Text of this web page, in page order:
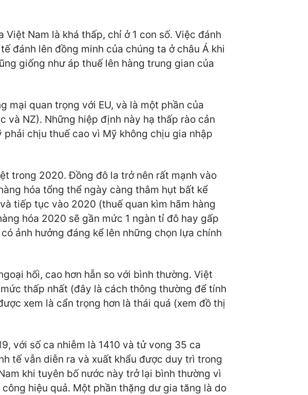
Nam là khá thấp, chỉ ở 1 con số. Việc đánh
đánh lên đồng minh của chúng ta ở châu Á khi
giống như áp thuế lên hàng trung gian của
mại quan trọng với EU, và là một phần của
và NZ). Những hiệp định này hạ thấp rào cản
chịu thuế cao vì Mỹ không chịu gia nhập
trong 2020. Đồng đô la trở nên rất mạnh vào
hóa tổng thể ngày càng thâm hụt bất kể
tiếp tục vào 2020 (thuế quan kìm hãm hàng
hóa 2020 sẽ gần mức 1 ngàn tỉ đô hay gấp
ảnh hưởng đáng kể lên những chọn lựa chính
hối, cao hơn hẵn so với bình thường. Việt
thấp nhất (đây là cách thông thường để tính
xem là cẩn trọng hơn là thái quá (xem đồ thị
với số ca nhiễm là 1410 và tử vong 35 ca
tế vẫn diễn ra và xuất khẩu được duy trì trong
khi tuyên bố nước này trở lại bình thường vì
hiệu quả. Một phần thặng dư gia tăng là do